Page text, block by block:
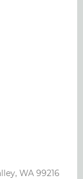
WA 99216